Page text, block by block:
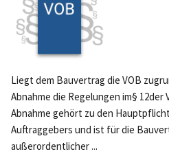
Liegt dem Bauvertrag die VOB
Abnahme die Regelungen im§ 12der
Abnahme gehört zu den
Auftraggebers und ist für die
außerordentlicher ...